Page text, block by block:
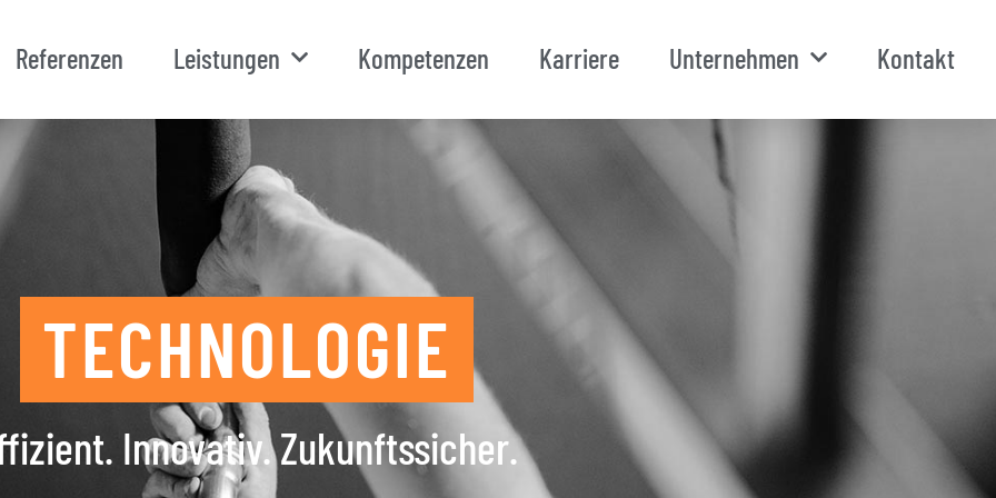
Referenzen Leistungen Kompetenzen Karriere Unternehmen Kontakt
TECHNOLOGIE
Innovativ. Zukunftssicher.